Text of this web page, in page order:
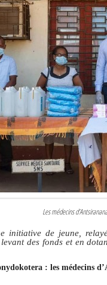
Les médecins
initiative de jeune,
des fonds et en
: les médecins